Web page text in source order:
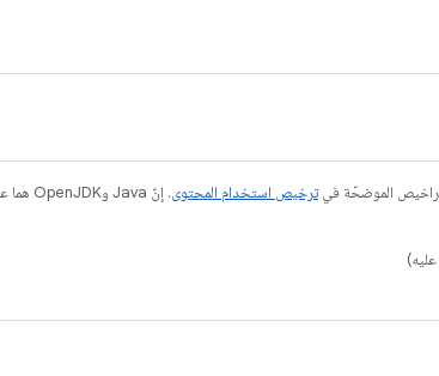
الموضحّة فيترخيص استخدام المحتوى